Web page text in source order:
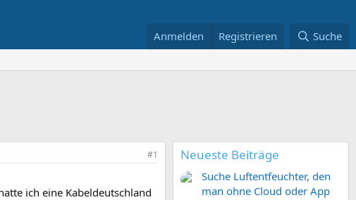
Anmelden Registrieren Suche
#1
ich eine Kabeldeutschland
Neueste Beiträge
Suche Luftentfeuchter, den
man ohne Cloud oder App